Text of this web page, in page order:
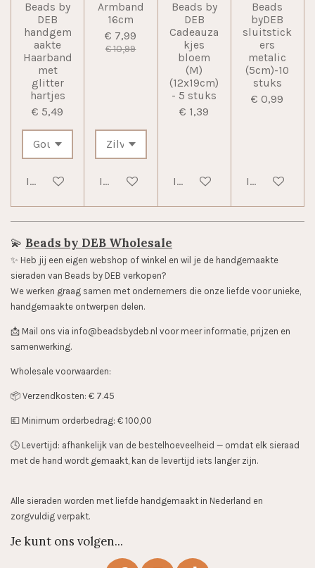
Beads by
DEB
handgem
aakte
Haarband
met
glitter
hartjes
€ 5,49
In winkelwagen
Armband
16cm
€ 7,99
€ 10,99
In winkelwagen
Beads by
DEB
Cadeauza
kjes
bloem
(M)
(12x19cm)
- 5 stuks
€ 1,39
In winkelwagen
Beads
byDEB
sluitstick
ers
metalic
(5cm)-10
stuks
€ 0,99
In
💫 Beads by DEB Wholesale
✨️ Heb jij een eigen webshop of winkel en wil je de handgemaakte
sieraden van Beads by DEB verkopen?
We werken graag samen met ondernemers die onze liefde voor unieke,
handgemaakte ontwerpen delen.
📩 Mail ons via info@beadsbydeb.nl voor meer informatie, prijzen en
samenwerking.
Wholesale voorwaarden:
📦 Verzendkosten: € 7.45
💶 Minimum orderbedrag: € 100,00
🕓 Levertijd: afhankelijk van de bestelhoeveelheid — omdat elk sieraad
met de hand wordt gemaakt, kan de levertijd iets langer zijn.
Alle sieraden worden met liefde handgemaakt in Nederland en
zorgvuldig verpakt.
Je kunt ons volgen...